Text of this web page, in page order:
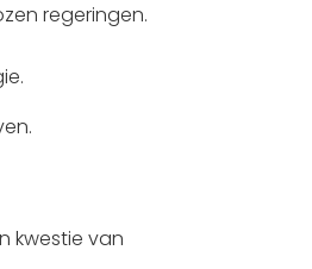
regeringen.
kwestie van